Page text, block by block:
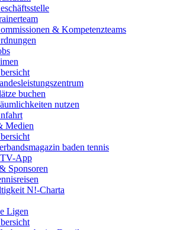
& Kompetenzteams
buchen
nutzen
Medien
baden tennis
App
Sponsoren
N!-Charta
Ligen